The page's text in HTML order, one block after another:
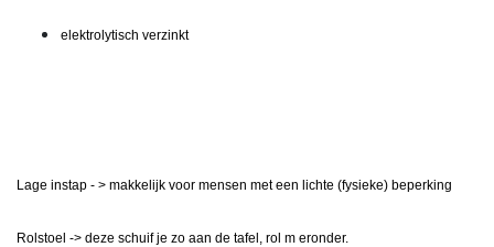
elektrolytisch verzinkt
Lage instap - > makkelijk voor mensen met een lichte (fysieke) beperking
Rolstoel -> deze schuif je zo aan de tafel, rol m eronder.